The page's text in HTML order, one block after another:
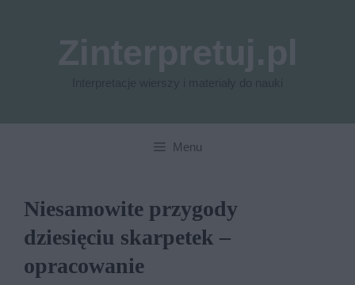
Menu
Niesamowite przygody
dziesięciu skarpetek –
opracowanie